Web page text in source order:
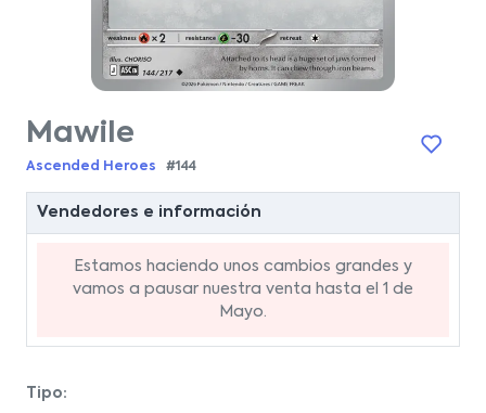
Mawile
Ascended Heroes #144
Vendedores e información
Estamos haciendo unos cambios grandes y
vamos a pausar nuestra venta hasta el 1 de
Mayo.
Tipo: